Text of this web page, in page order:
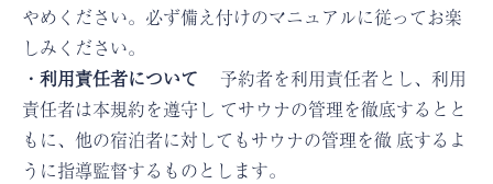
やめください。必ず備え付けのマニュアルに従ってお楽
しみください。
・利用責任者について 予約者を利用責任者とし、利用
責任者は本規約を遵守し てサウナの管理を徹底するとと
もに、他の宿泊者に対してもサウナの管理を徹 底するよ
うに指導監督するものとします。